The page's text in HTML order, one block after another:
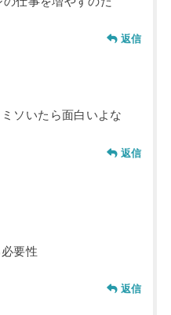
返信
ソいたら面白いよな
返信
要性
返信